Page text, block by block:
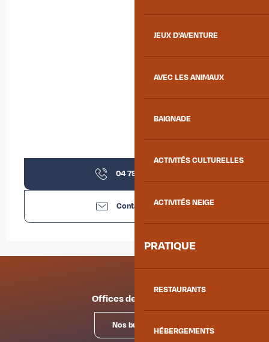
JEUX D'AVENTURE
AVEC LES ANIMAUX
BAIGNADE
ACTIVITÉS CULTURELLES
ACTIVITÉS NEIGE
PRATIQUE
RESTAURANTS
HÉBERGEMENTS
04 79 59 30
Contactez-nous
Offices de tourisme
Nos bureaux